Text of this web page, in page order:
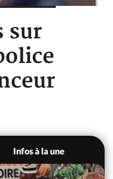
sur
Infos à la une